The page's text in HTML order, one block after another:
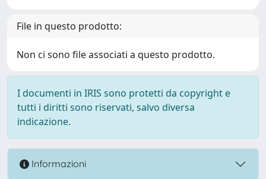
File in questo prodotto:
Non ci sono file associati a questo prodotto.
I documenti in IRIS sono protetti da copyright e
tutti i diritti sono riservati, salvo diversa
indicazione.
Informazioni